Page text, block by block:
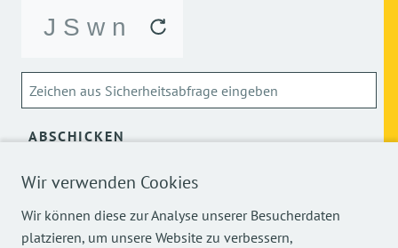
Wir verwenden Cookies
Wir können diese zur Analyse unserer Besucherdaten
platzieren, um unsere Website zu verbessern,
ABSCHICKEN
Über die Verarbeitung meiner personenbezogenen Daten